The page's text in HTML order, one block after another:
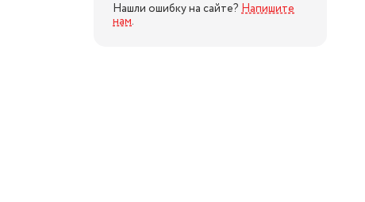
Нашли ошибку на сайте? Напишите
нам.